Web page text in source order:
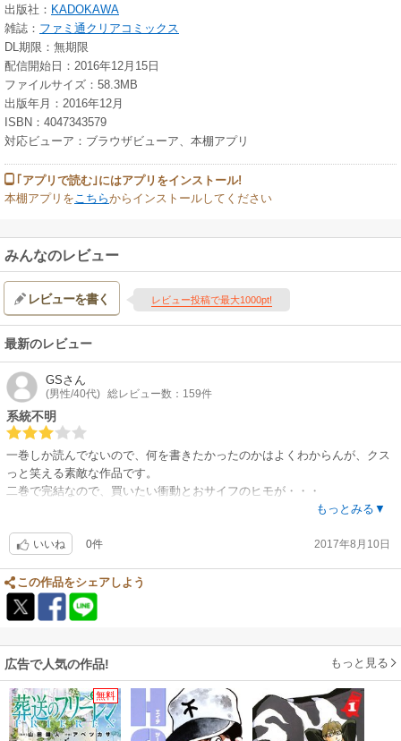
出版社： KADOKAWA
雑誌： ファミ通クリアコミックス
DL期限：無期限
配信開始日：2016年12月15日
ファイルサイズ：58.3MB
出版年月：2016年12月
ISBN：4047343579
対応ビューア：ブラウザビューア、本棚アプリ
｢アプリで読む｣にはアプリをインストール!
本棚アプリを こちらからインストールしてください
みんなのレビュー
レビューを書く レビュー投稿で最大1000pt!
最新のレビュー
GSさん
(男性/40代) 総レビュー数：159件
系統不明
一巻しか読んでないので、何を書きたかったのかはよくわからんが、クス
っと笑える素敵な作品です。
二巻で完結なので、買いたい衝動とおサイフのヒモが・・・
二巻の表紙絵の意味するものとは！？めっちゃ気になる、、、でも我慢
もっとみる▼
いいね 0件 2017年8月10日
この作品をシェアしよう
広告で人気の作品! もっと見る
無料